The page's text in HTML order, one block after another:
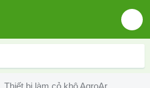
Thiết bị làm cỏ khô AgroAr